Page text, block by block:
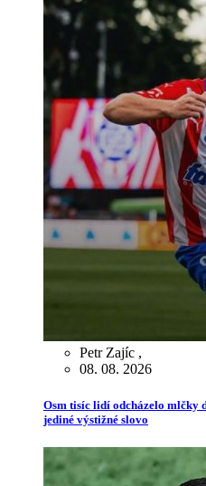
Petr Zajíc ,
08. 08. 2026
Osm tisíc lidí odcházelo mlčky
jediné výstižné slovo